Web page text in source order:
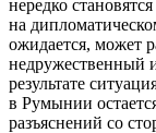
нередко
на
ожидается, может
недружественный
результате
в Румынии
разъяснений со